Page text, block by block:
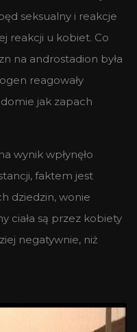
seksualny i reakcje
reakcji u kobiet. Co
na androstadion była
reagowały
jak zapach
wynik wpłynęło
faktem jest
dziedzin, wonie
ciała są przez kobiety
negatywnie, niż